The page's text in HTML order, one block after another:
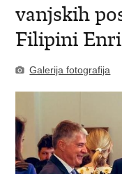
vanjskih
Filipini
Galerija fotografija